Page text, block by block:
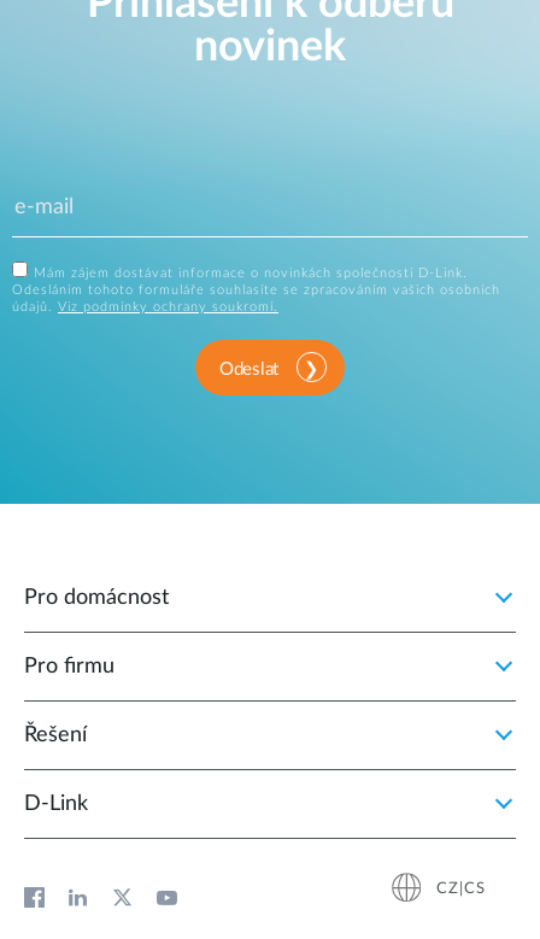
novinek
Mám zájem dostávat informace o novinkách společnosti D-Link.
Odesláním tohoto formuláře souhlasíte se zpracováním vašich osobních
údajů. Viz podmínky ochrany soukromí.
Odeslat
Pro domácnost
Pro firmu
Řešení
D‑Link
CZ|CS